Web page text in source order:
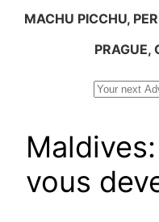
MACHU PICCHU,
PRAGUE,
vous